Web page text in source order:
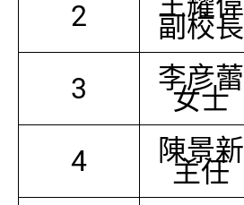
2 副校長
3 李彦蕾
女士
4 陳景新
主任